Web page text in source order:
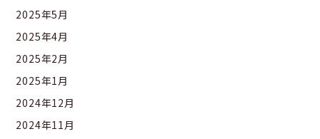
2025年5月
2025年4月
2025年2月
2025年1月
2024年12月
2024年11月